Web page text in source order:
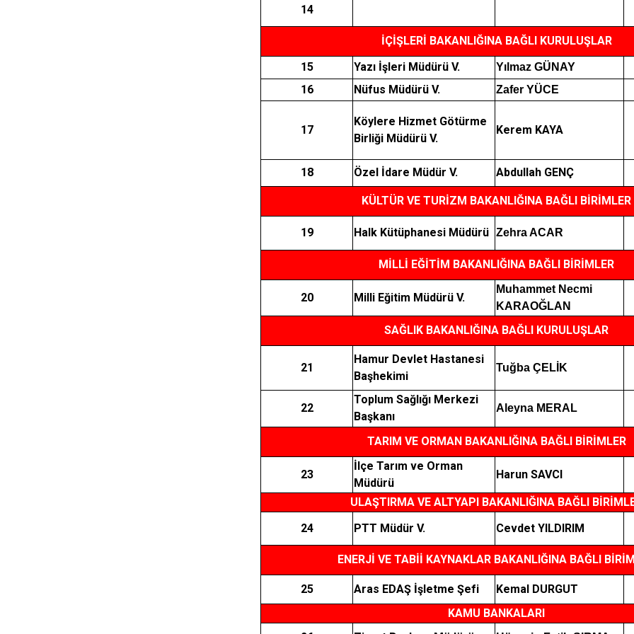
14
İÇİŞLERİ BAKANLIĞINA BAĞLI KURULUŞLAR
15
Yazı İşleri Müdürü V. Yılmaz GÜNAY
16 Nüfus Müdürü V. Zafer YÜCE
17
Köylere Hizmet Götürme
Birliği Müdürü V.
Kerem KAYA
18 Özel İdare Müdür V. Abdullah GENÇ
KÜLTÜR VE TURİZM BAKANLIĞINA BAĞLI BİRİMLER
19 Halk Kütüphanesi Müdürü Zehra ACAR
MİLLİ EĞİTİM BAKANLIĞINA BAĞLI BİRİMLER
20 Milli Eğitim Müdürü V.
Muhammet Necmi
KARAOĞLAN
SAĞLIK BAKANLIĞINA BAĞLI KURULUŞLAR
21
Hamur Devlet Hastanesi
Başhekimi
Tuğba ÇELİK
22
Toplum Sağlığı Merkezi
Başkanı
Aleyna MERAL
TARIM VE ORMAN BAKANLIĞINA BAĞLI BİRİMLER
23
İlçe Tarım ve Orman
Müdürü
Harun SAVCI
ULAŞTIRMA VE ALTYAPI BAKANLIĞINA BAĞLI
24
PTT Müdür V. Cevdet YILDIRIM
ENERJİ VE TABİİ KAYNAKLAR BAKANLIĞINA BAĞLI
25 Aras EDAŞ İşletme Şefi
Kemal DURGUT
KAMU BANKALARI